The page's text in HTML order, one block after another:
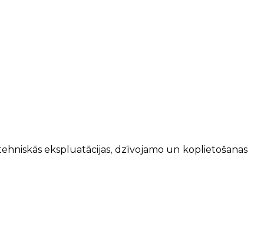
ekspluatācijas, dzīvojamo un koplietošanas